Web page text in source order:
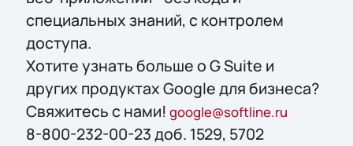
специальных знаний, с контролем
доступа.
Хотите узнать больше о G Suite и
других продуктах Google для бизнеса?
Свяжитесь с нами! google@softline.ru
8-800-232-00-23 доб. 1529, 5702